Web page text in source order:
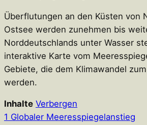
Überflutungen an den Küsten von
Ostsee werden zunehmen bis
Norddeutschlands unter Wasser
interaktive Karte vom
Gebiete, die dem Klimawandel
werden.
Inhalte Verbergen
1 Globaler Meeresspiegelanstieg